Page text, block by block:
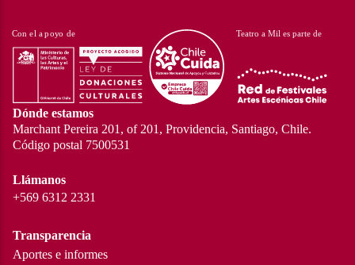
Dónde estamos
Marchant Pereira 201, of 201, Providencia, Santiago, Chile.
Código postal 7500531
Llámanos
+569 6312 2331
Transparencia
Aportes e informes